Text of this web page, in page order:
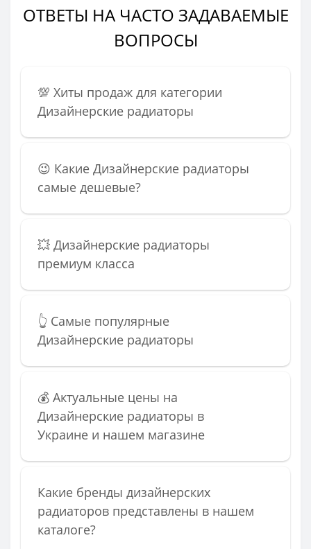
ОТВЕТЫ НА ЧАСТО ЗАДАВАЕМЫЕ
ВОПРОСЫ
💯 Хиты продаж для категории
Дизайнерские радиаторы
😉 Какие Дизайнерские радиаторы
самые дешевые?
💥 Дизайнерские радиаторы
премиум класса
👆 Самые популярные
Дизайнерские радиаторы
💰 Актуальные цены на
Дизайнерские радиаторы в
Украине и нашем магазине
Какие бренды дизайнерских
радиаторов представлены в нашем
каталоге?